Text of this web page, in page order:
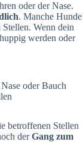
oder der Nase.
. Manche Hunde
Wenn dein
werden oder
oder Bauch
betroffenen Stellen
derGang zum